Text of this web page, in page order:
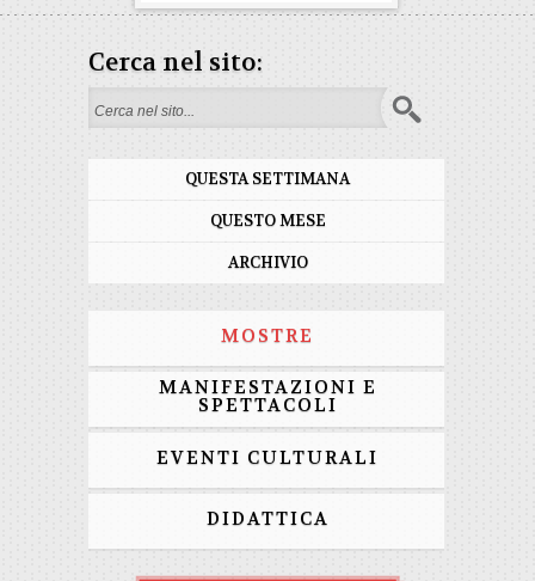
Cerca nel sito:
Form di ricerca
QUESTA SETTIMANA
QUESTO MESE
ARCHIVIO
MOSTRE
MANIFESTAZIONI E
SPETTACOLI
EVENTI CULTURALI
DIDATTICA